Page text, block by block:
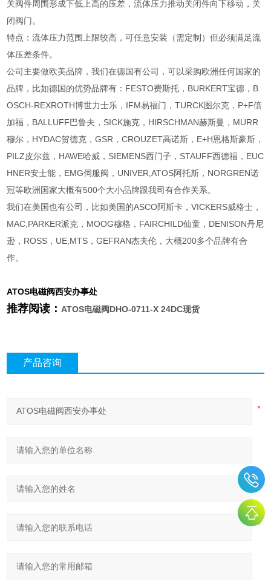
关阀件周围形成下低上高的压差，流体压力推动关闭件向下移动，关
闭阀门。
特点：流体压力范围上限较高，可任意安装（需定制）但必须满足流
体压差条件。
公司主要做欧美品牌，我们在德国有公司，可以采购欧洲任何国家的
品牌，比如德国的优势品牌有：FESTO费斯托，BURKERT宝德，B
OSCH-REXROTH博世力士乐，IFM易福门，TURCK图尔克，P+F倍
加福，BALLUFF巴鲁夫，SICK施克，HIRSCHMAN赫斯曼，MURR
穆尔，HYDAC贺德克，GSR，CROUZET高诺斯，E+H恩格斯豪斯，
PILZ皮尔兹，HAWE哈威，SIEMENS西门子，STAUFF西德福，EUC
HNER安士能，EMG伺服阀，UNIVER,ATOS阿托斯，NORGREN诺
冠等欧洲国家大概有500个大小品牌跟我司有合作关系。
我们在美国也有公司，比如美国的ASCO阿斯卡，VICKERS威格士，
MAC,PARKER派克，MOOG穆格，FAIRCHILD仙童，DENISON丹尼
逊，ROSS，UE,MTS，GEFRAN杰夫伦，大概200多个品牌有合
作。
ATOS电磁阀西安办事处
推荐阅读：ATOS电磁阀DHO-0711-X 24DC现货
产品咨询